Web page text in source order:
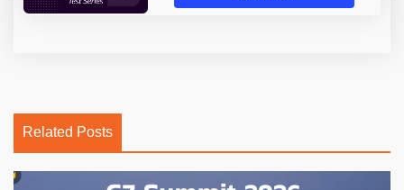
Related Posts